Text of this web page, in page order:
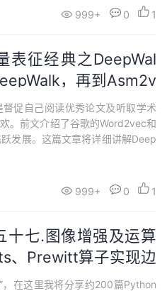
999+ 0 1
表征经典之DeepWal
，再到Asm2v
督促自己阅读优秀论文及听取学术
。前文介绍了谷歌的Word2vec和
发展。这篇文章将详细讲解Deep
的思想，值得大家学习。
999+ 0 1
七.图像增强及运算
、Prewitt算子实现边
在这里我将分享约200篇Python